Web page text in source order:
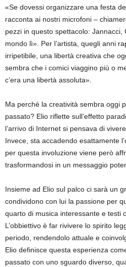
«Se dovessi organizzare una festa
racconta ai nostri microfoni –
pezzi in questo spettacolo:
mondo lì». Per l’artista, quegli anni
irripetibile, una libertà creativa che
sembra che i comici viaggino più o
c’era una libertà assoluta».
Ma perché la creatività sembra oggi
passato? Elio riflette sull’effetto
l’arrivo di Internet si pensava di
Invece, sta accadendo esattamente
per questa involuzione viene però
trasformandosi in un messaggio
Insieme ad Elio sul palco ci sarà un
condividono con lui la passione per
quarto di musica interessante e testi
L’obbiettivo è far rivivere lo spirito
periodo, rendendolo attuale e
Elio definisce questa esperienza
passato con uno sguardo diverso,